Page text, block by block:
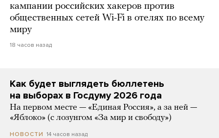
кампании российских хакеров против
общественных сетей Wi-Fi в отелях по всему
миру
18 часов назад
Как будет выглядеть бюллетень
на выборах в Госдуму 2026 года
На первом месте — «Единая Россия», а за ней —
«Яблоко» (с лозунгом «За мир и свободу»)
НОВОСТИ 14 часов назад